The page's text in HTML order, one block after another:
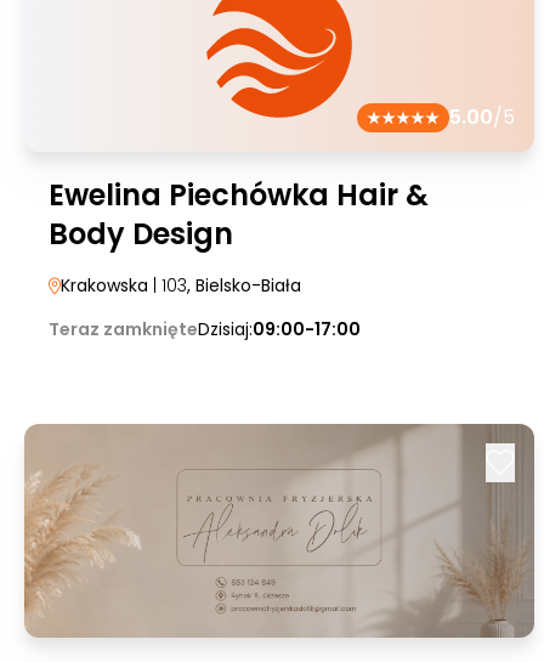
5.00/5
Ewelina Piechówka Hair &
Body Design
Krakowska | 103, Bielsko-Biała
Teraz zamknięteDzisiaj:09:00-17:00